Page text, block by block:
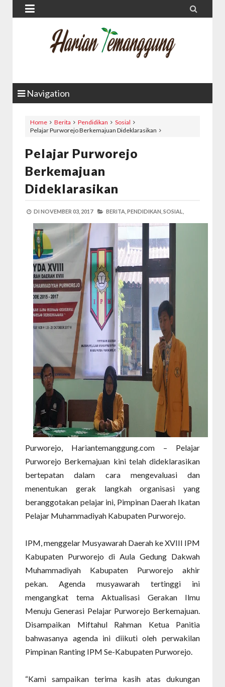
 
Navigation
Home Berita Pendidikan
Sosial
Pelajar Purworejo Berkemajuan Dideklarasikan
Pelajar Purworejo
Berkemajuan
Dideklarasikan
DI NOVEMBER 03, 2017 BERITA, PENDIDIKAN, SOSIAL,
Purworejo, Hariantemanggung.com – Pelajar
Purworejo Berkemajuan kini telah dideklarasikan
bertepatan dalam cara mengevaluasi dan
menentukan gerak langkah organisasi yang
beranggotakan pelajar ini, Pimpinan Daerah Ikatan
Pelajar Muhammadiyah Kabupaten Purworejo.
IPM, menggelar Musyawarah Daerah ke XVIII IPM
Kabupaten Purworejo di Aula Gedung Dakwah
Muhammadiyah Kabupaten Purworejo akhir
pekan. Agenda musyawarah tertinggi ini
mengangkat tema Aktualisasi Gerakan Ilmu
Menuju Generasi Pelajar Purworejo Berkemajuan.
Disampaikan Miftahul Rahman Ketua Panitia
bahwasanya agenda ini diikuti oleh perwakilan
Pimpinan Ranting IPM Se-Kabupaten Purworejo.
“Kami sampaikan terima kasih atas dukungan